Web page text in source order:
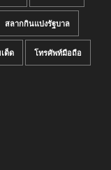
สลากกินแบ่งรัฐบาล
ด็ด โทรศัพท์มือถือ